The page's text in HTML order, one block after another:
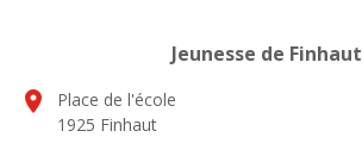
Jeunesse de Finhaut
location_on
Place de l'école
1925 Finhaut